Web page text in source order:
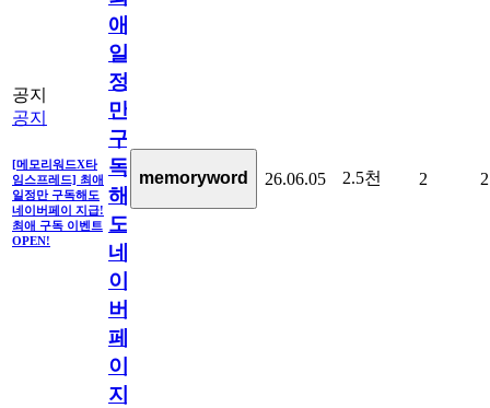
공지
공지
[메모리워드X타
임스프레드] 최애
일정만 구독해도
네이버페이 지급!
최애 구독 이벤트
OPEN!
애
일
정
만
구
독
해
도
네
이
버
페
이
지
memoryword 26.06.05 2.5천 2 2